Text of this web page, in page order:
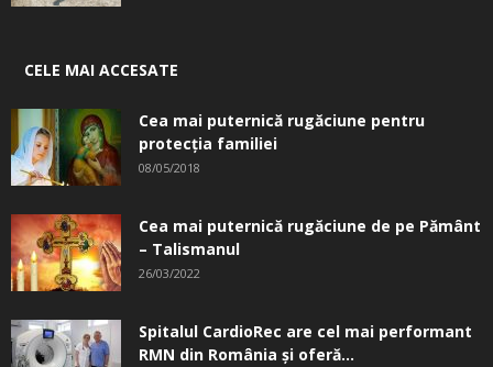
CELE MAI ACCESATE
Cea mai puternică rugăciune pentru
protecția familiei
08/05/2018
Cea mai puternică rugăciune de pe Pământ
– Talismanul
26/03/2022
Spitalul CardioRec are cel mai performant
RMN din România și oferă...